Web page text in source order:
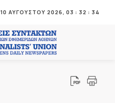
10 ΑΥΓΟΥΣΤΟΥ 2026, 03 : 32 : 34